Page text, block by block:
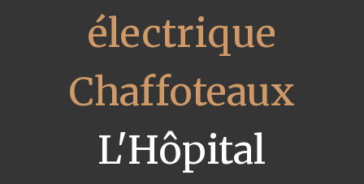
électrique
Chaffoteaux
L'Hôpital